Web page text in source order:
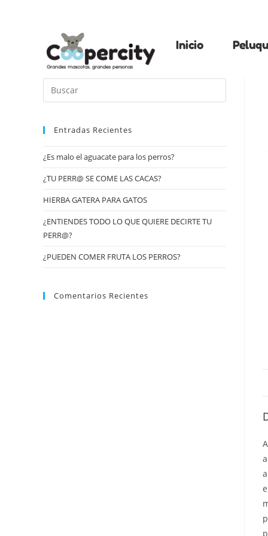
Inicio
Entradas Recientes
¿Es malo el aguacate para los perros?
¿TU PERR@ SE COME LAS CACAS?
HIERBA GATERA PARA GATOS
¿ENTIENDES TODO LO QUE QUIERE DECIRTE TU
PERR@?
¿PUEDEN COMER FRUTA LOS PERROS?
Comentarios Recientes